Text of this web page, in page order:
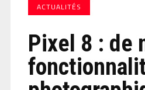
ACTUALITÉS
Pixel 8 : de